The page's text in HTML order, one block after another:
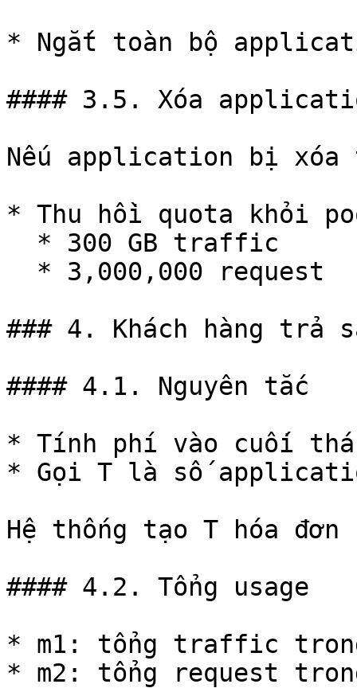
* Ngắt toàn bộ
#### 3.5. Xóa
Nếu application bị xóa
* Thu hồi quota khỏi
### 4. Khách hàng trả
#### 4.1. Nguyên tắc
* Tính phí vào cuối
* Gọi T là số
Hệ thống tạo T hóa
#### 4.2. Tổng usage
* m1: tổng traffic
* m2: tổng request